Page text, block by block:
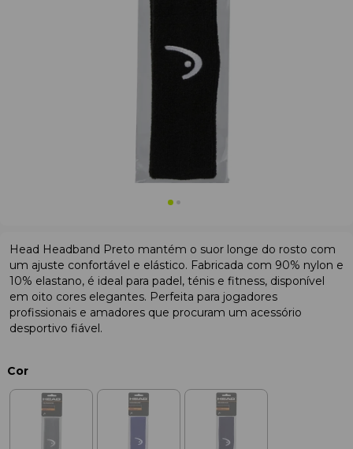
Head Headband Preto mantém o suor longe do rosto com
um ajuste confortável e elástico. Fabricada com 90% nylon e
10% elastano, é ideal para padel, ténis e fitness, disponível
em oito cores elegantes. Perfeita para jogadores
profissionais e amadores que procuram um acessório
desportivo fiável.
Cor